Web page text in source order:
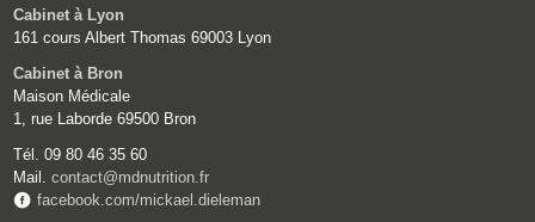
Cabinet à Lyon
161 cours Albert Thomas 69003 Lyon
Cabinet à Bron
Maison Médicale
1, rue Laborde 69500 Bron
Tél. 09 80 46 35 60
Mail.contact@mdnutrition.fr
facebook.com/mickael.dieleman